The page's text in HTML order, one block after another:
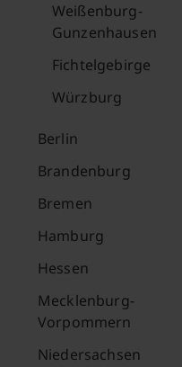
Weißenburg-
Gunzenhausen
Fichtelgebirge
Würzburg
Berlin
Brandenburg
Bremen
Hamburg
Hessen
Mecklenburg-
Vorpommern
Niedersachsen